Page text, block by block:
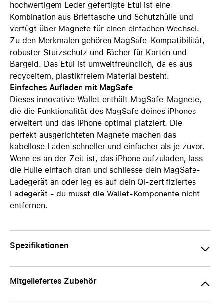
hochwertigem Leder gefertigte Etui ist eine
Kombination aus Brieftasche und Schutzhülle und
verfügt über Magnete für einen einfachen Wechsel.
Zu den Merkmalen gehören MagSafe-Kompatibilität,
robuster Sturzschutz und Fächer für Karten und
Bargeld. Das Etui ist umweltfreundlich, da es aus
recyceltem, plastikfreiem Material besteht.
Einfaches Aufladen mit MagSafe
Dieses innovative Wallet enthält MagSafe-Magnete,
die die Funktionalität des MagSafe deines iPhones
erweitert und das iPhone optimal platziert. Die
perfekt ausgerichteten Magnete machen das
kabellose Laden schneller und einfacher als je zuvor.
Wenn es an der Zeit ist, das iPhone aufzuladen, lass
die Hülle einfach dran und schliesse dein MagSafe-
Ladegerät an oder leg es auf dein Qi-zertifiziertes
Ladegerät - du musst die Wallet-Komponente nicht
entfernen.
Spezifikationen
Mitgeliefertes Zubehör